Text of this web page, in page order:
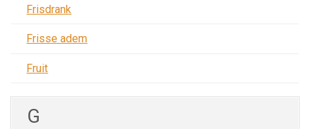
Frisdrank
Frisse adem
Fruit
G